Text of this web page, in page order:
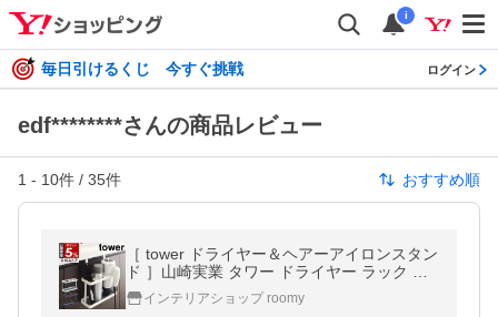
i
毎日引けるくじ 今すぐ挑戦 ログイン
edf********さんの商品レビュー
1 - 10件 / 35件 おすすめ順
［ tower ドライヤー＆ヘアーアイロンスタン
ド ］山崎実業 タワー ドライヤー ラック ホ
ルダー 収納 スタンド yamazaki 公式 ブラッ
ク ホワイト 2284 2285
インテリアショップ roomy